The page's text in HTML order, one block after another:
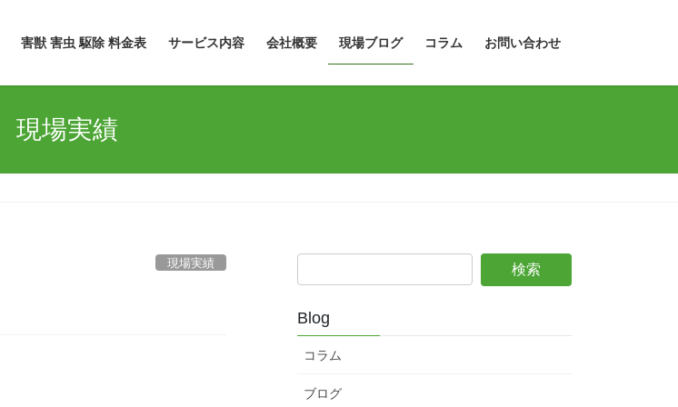
害獣 害虫 駆除 料金表 サービス内容 会社概要 現場ブログ コラム お問い合わせ
現場実績
現場実績
Blog
コラム
ブログ